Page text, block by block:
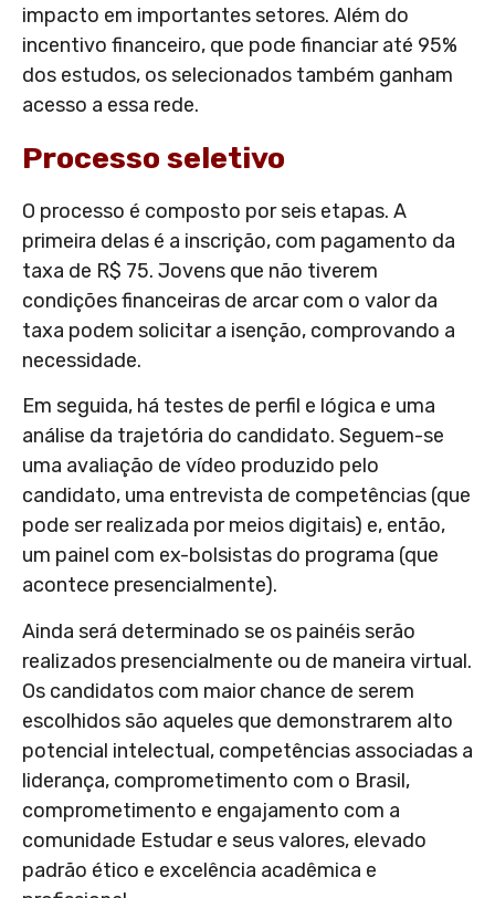
impacto em importantes setores. Além do
incentivo financeiro, que pode financiar até 95%
dos estudos, os selecionados também ganham
acesso a essa rede.
Processo seletivo
O processo é composto por seis etapas. A
primeira delas é a inscrição, com pagamento da
taxa de R$ 75. Jovens que não tiverem
condições financeiras de arcar com o valor da
taxa podem solicitar a isenção, comprovando a
necessidade.
Em seguida, há testes de perfil e lógica e uma
análise da trajetória do candidato. Seguem-se
uma avaliação de vídeo produzido pelo
candidato, uma entrevista de competências (que
pode ser realizada por meios digitais) e, então,
um painel com ex-bolsistas do programa (que
acontece presencialmente).
Ainda será determinado se os painéis serão
realizados presencialmente ou de maneira virtual.
Os candidatos com maior chance de serem
escolhidos são aqueles que demonstrarem alto
potencial intelectual, competências associadas a
liderança, comprometimento com o Brasil,
comprometimento e engajamento com a
comunidade Estudar e seus valores, elevado
padrão ético e excelência acadêmica e